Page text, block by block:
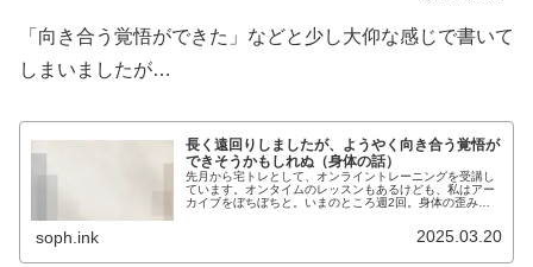
「向き合う覚悟ができた」などと少し大仰な感じで書いて
しまいましたが…
長く遠回りしましたが、ようやく向き合う覚悟が
できそうかもしれぬ（身体の話）
先月から宅トレとして、オンライントレーニングを受講し
ています。オンタイムのレッスンもあるけども、私はアー
カイブをぼちぼちと。いまのところ週2回。身体の歪みや
soph.ink 2025.03.20